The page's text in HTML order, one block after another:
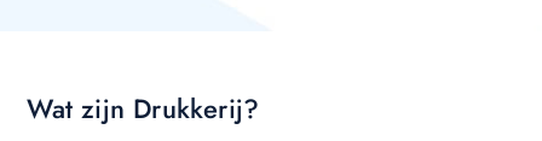
Wat zijn Drukkerij?